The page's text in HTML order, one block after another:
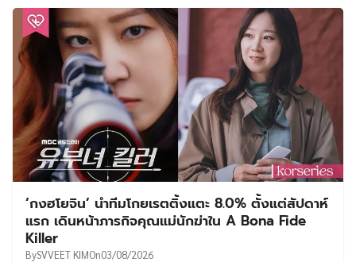
‘กงฮโยจิน’ นำทีมโกยเรตติ้งแตะ 8.0% ตั้งแต่สัปดาห์
แรก เดินหน้าภารกิจคุณแม่นักฆ่าใน A Bona Fide
Killer
BySVVEET KIMOn03/08/2026